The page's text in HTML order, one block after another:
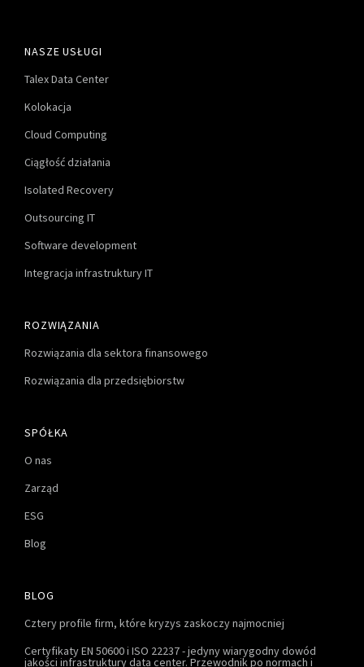
NASZE USŁUGI
Talex Data Center
Kolokacja
Cloud Computing
Ciągłość działania
Isolated Recovery
Outsourcing IT
Software development
Integracja infrastruktury IT
ROZWIĄZANIA
Rozwiązania dla sektora finansowego
Rozwiązania dla przedsiębiorstw
SPÓŁKA
O nas
Zarząd
ESG
Blog
BLOG
Cztery profile firm, które kryzys zaskoczy najmocniej
Certyfikaty EN 50600 i ISO 22237 - jedyny wiarygodny dowód
jakości infrastruktury data center. Przewodnik po normach i